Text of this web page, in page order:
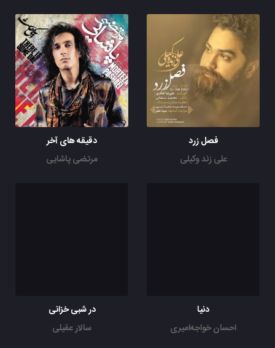
فصل زرد
علی زند وکیلی
دقیقه های آخر
مرتضی پاشایی
دنیا
احسان خواجه‌امیری
در شبی خزانی
سالار عقیلی